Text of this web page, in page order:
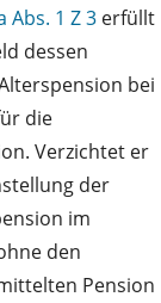
Abs. 1 Z 3 erfüllt
dessen
bei
die
Verzichtet er
der
im
den
Pension